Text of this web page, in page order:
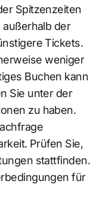
Spitzenzeiten
außerhalb der
Tickets.
weniger
Buchen kann
Sie unter der
zu haben.
Prüfen Sie,
stattfinden.
für